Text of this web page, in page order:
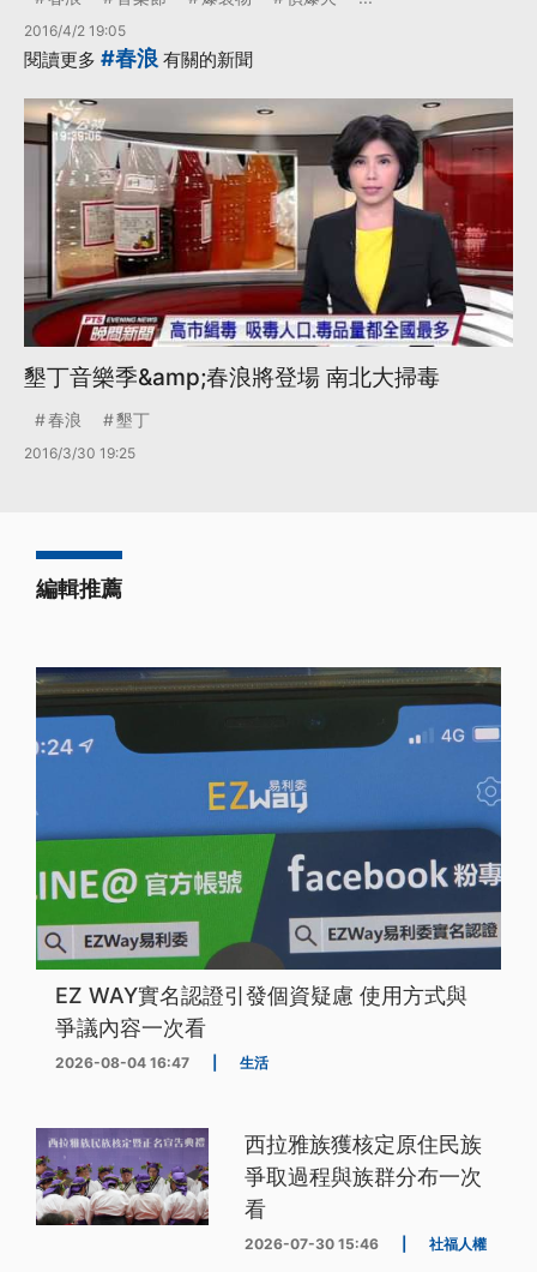
2016/4/2 19:05
閱讀更多 #春浪 有關的新聞
墾丁音樂季&amp;春浪將登場 南北大掃毒
春浪 墾丁
2016/3/30 19:25
編輯推薦
EZ WAY實名認證引發個資疑慮 使用方式與
爭議內容一次看
2026-08-04 16:47 生活
西拉雅族獲核定原住民族
爭取過程與族群分布一次
看
2026-07-30 15:46 社福人權